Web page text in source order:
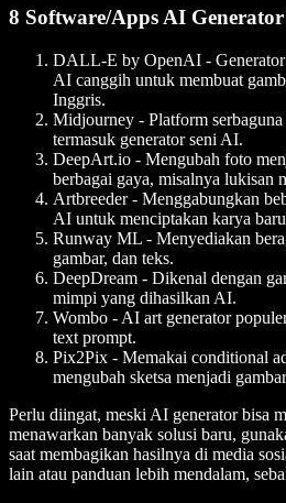
8 Software/Apps AI Generator
DALL-E by OpenAI -
AI canggih untuk membuat
Inggris.
Midjourney - Platform
termasuk generator seni AI.
DeepArt.io - Mengubah foto
berbagai gaya, misalnya lukisan
Artbreeder- Menggabungkan
AI untuk menciptakan karya
Runway ML - Menyediakan
gambar, dan teks.
DeepDream - Dikenal dengan
mimpi yang dihasilkan AI.
Wombo - AI art generator
text prompt.
Pix2Pix - Memakai conditional
mengubah sketsa menjadi
Perlu diingat, meski AI generator bisa
menawarkan banyak solusi baru,
saat membagikan hasilnya di media
lain atau panduan lebih mendalam,